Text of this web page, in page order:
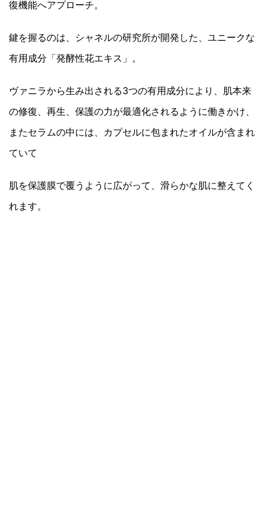
復機能へアプローチ。
鍵を握るのは、シャネルの研究所が開発した、ユニークな
有用成分「発酵性花エキス」。
ヴァニラから生み出される3つの有用成分により、肌本来
の修復、再生、保護の力が最適化されるように働きかけ、
またセラムの中には、カプセルに包まれたオイルが含まれ
ていて
肌を保護膜で覆うように広がって、滑らかな肌に整えてく
れます。